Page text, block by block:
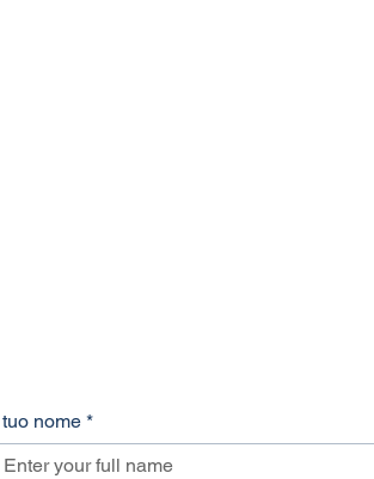
tuo nome *